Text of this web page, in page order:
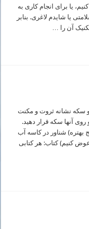
یا برای انجام کاری به
یا شایدم لاغری. بنابر
آن را …
سکه نشانه ثروت و مکنت
آنها سکه قرار دهید.
بهتره) شناور در کاسه آب
کنیم) کتاب: هر کتابی